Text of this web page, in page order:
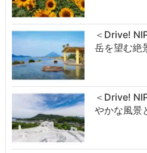
＜Drive!
岳を望む絶
＜Drive!
やかな風景